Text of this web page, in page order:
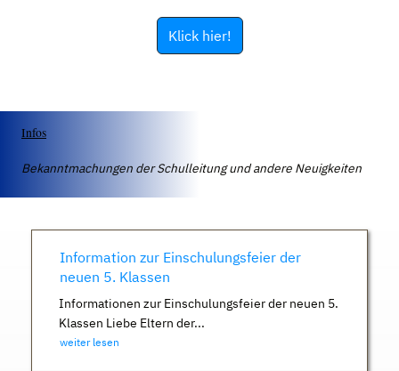
Klick hier!
Infos
Bekanntmachungen der Schulleitung und andere Neuigkeiten
Information zur Einschulungsfeier der
neuen 5. Klassen
Informationen zur Einschulungsfeier der neuen 5.
Klassen Liebe Eltern der...
weiter lesen